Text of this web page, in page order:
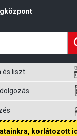
és liszt
korlátozott